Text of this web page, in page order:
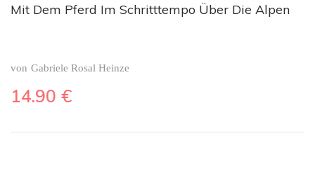
Mit Dem Pferd Im Schritttempo Über Die Alpen
von Gabriele Rosal Heinze
14.90 €